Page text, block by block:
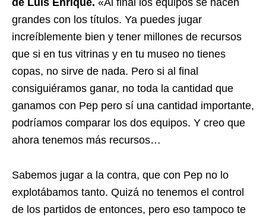
de Luis Enrique. «Al final los equipos se hacen
grandes con los títulos. Ya puedes jugar
increíblemente bien y tener millones de recursos
que si en tus vitrinas y en tu museo no tienes
copas, no sirve de nada. Pero si al final
consiguiéramos ganar, no toda la cantidad que
ganamos con Pep pero sí una cantidad importante,
podríamos comparar los dos equipos. Y creo que
ahora tenemos más recursos…
Sabemos jugar a la contra, que con Pep no lo
explotábamos tanto. Quizá no tenemos el control
de los partidos de entonces, pero eso tampoco te